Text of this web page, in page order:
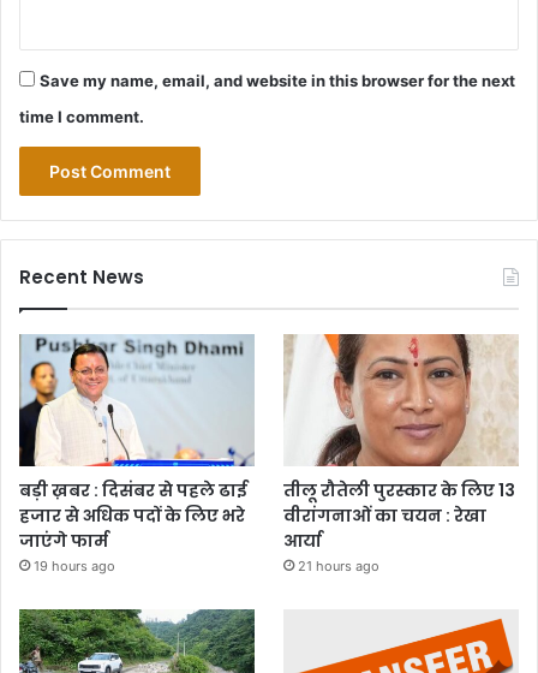
Save my name, email, and website in this browser for the next
time I comment.
Recent News
बड़ी ख़बर : दिसंबर से पहले ढाई
हजार से अधिक पदों के लिए भरे
जाएंगे फार्म
19 hours ago
तीलू रौतेली पुरस्कार के लिए 13
वीरांगनाओं का चयन : रेखा
आर्या
21 hours ago